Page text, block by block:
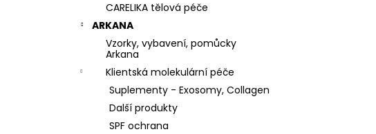
CARELIKA tělová péče
ARKANA
Vzorky, vybavení, pomůcky
Arkana
Klientská molekulární péče
Suplementy - Exosomy, Collagen
Další produkty
SPF ochrana